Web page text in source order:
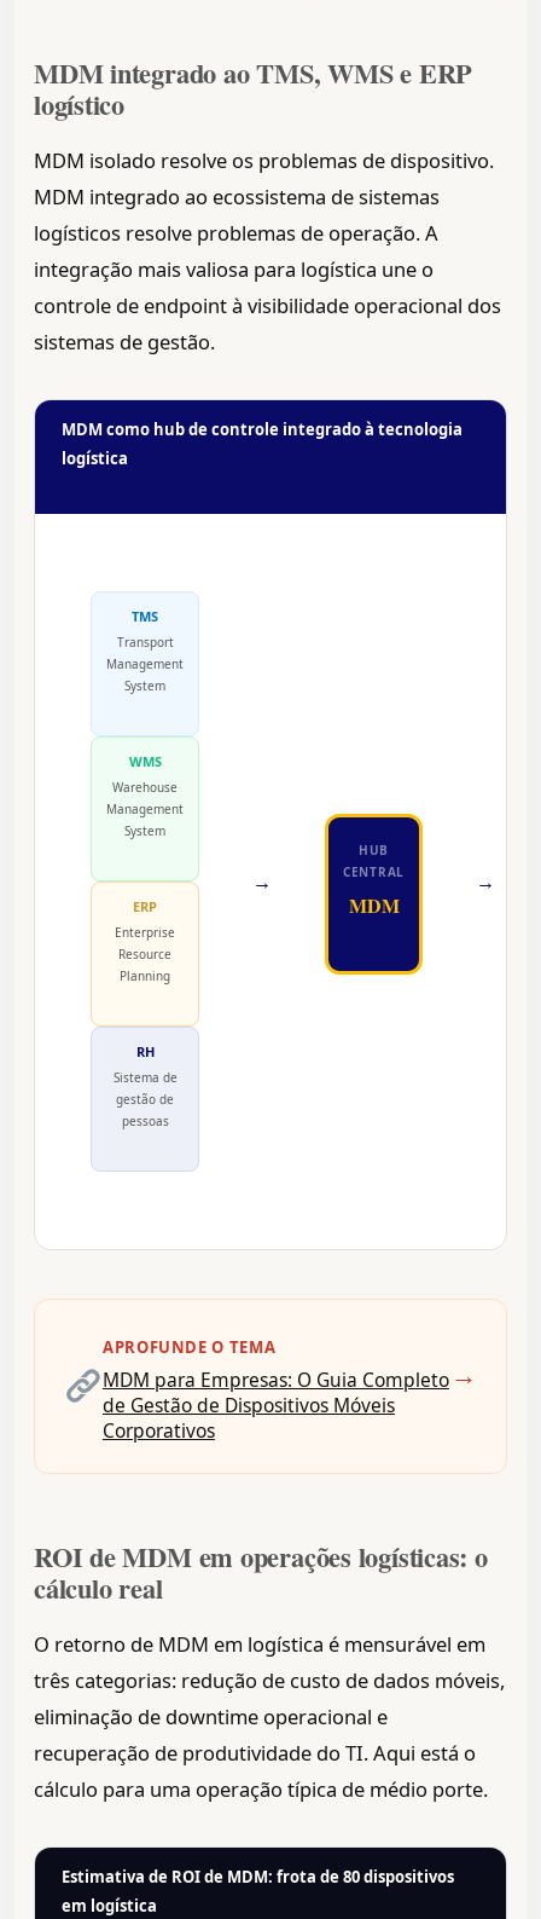
MDM integrado ao TMS, WMS e ERP
logístico
MDM isolado resolve os problemas de dispositivo.
MDM integrado ao ecossistema de sistemas
logísticos resolve problemas de operação. A
integração mais valiosa para logística une o
controle de endpoint à visibilidade operacional dos
sistemas de gestão.
MDM como hub de controle integrado à tecnologia
logística
TMS
Transport
Management
System
WMS
Warehouse
Management
System
ERP
Enterprise
Resource
Planning
RH
Sistema de
gestão de
pessoas
→
HUB
CENTRAL
MDM
→
APROFUNDE O TEMA
MDM para Empresas: O Guia Completo
de Gestão de Dispositivos Móveis
Corporativos
→
ROI de MDM em operações logísticas: o
cálculo real
O retorno de MDM em logística é mensurável em
três categorias: redução de custo de dados móveis,
eliminação de downtime operacional e
recuperação de produtividade do TI. Aqui está o
cálculo para uma operação típica de médio porte.
Estimativa de ROI de MDM: frota de 80 dispositivos
em logística